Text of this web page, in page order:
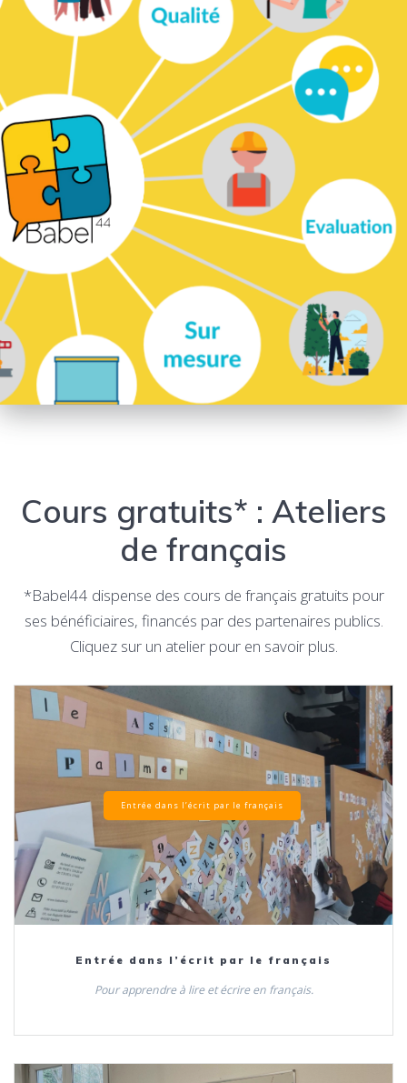
Cours gratuits* : Ateliers
de français
*Babel44 dispense des cours de français gratuits pour
ses bénéficiaires, financés par des partenaires publics.
Cliquez sur un atelier pour en savoir plus.
Entrée dans l’écrit par le français
Entrée dans l’écrit par le français
Pour apprendre à lire et écrire en français.